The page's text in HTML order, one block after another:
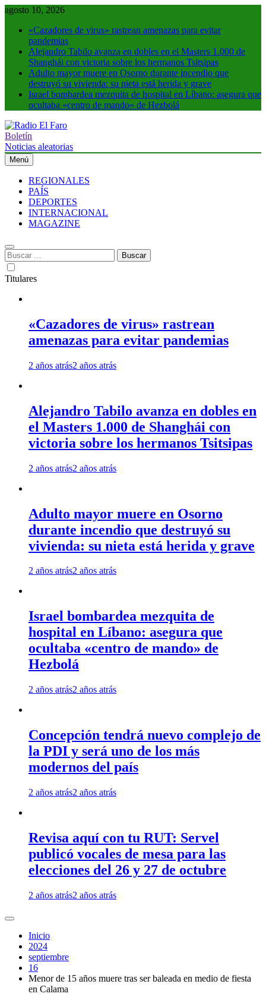
Saltar
contenido
agosto 10, 2026
«Cazadores de virus» rastrean amenazas para evitar
pandemias
Alejandro Tabilo avanza en dobles en el Masters 1.000 de
Shanghái con victoria sobre los hermanos Tsitsipas
Adulto mayor muere en Osorno durante incendio que
destruyó su vivienda: su nieta está herida y grave
Israel bombardea mezquita de hospital en Líbano: asegura que
ocultaba «centro de mando» de Hezbolá
Radio El Faro
Noticias y más
Boletín
Noticias aleatorias
Menú
REGIONALES
PAÍS
DEPORTES
INTERNACIONAL
MAGAZINE
Buscar:
Titulares
«Cazadores de virus» rastrean
amenazas para evitar pandemias
2 años atrás2 años atrás
Alejandro Tabilo avanza en dobles en
el Masters 1.000 de Shanghái con
victoria sobre los hermanos Tsitsipas
2 años atrás2 años atrás
Adulto mayor muere en Osorno
durante incendio que destruyó su
vivienda: su nieta está herida y grave
2 años atrás2 años atrás
Israel bombardea mezquita de
hospital en Líbano: asegura que
ocultaba «centro de mando» de
Hezbolá
2 años atrás2 años atrás
Concepción tendrá nuevo complejo de
la PDI y será uno de los más
modernos del país
2 años atrás2 años atrás
Revisa aquí con tu RUT: Servel
publicó vocales de mesa para las
elecciones del 26 y 27 de octubre
2 años atrás2 años atrás
Inicio
2024
septiembre
16
Menor de 15 años muere tras ser baleada en medio de fiesta
en Calama